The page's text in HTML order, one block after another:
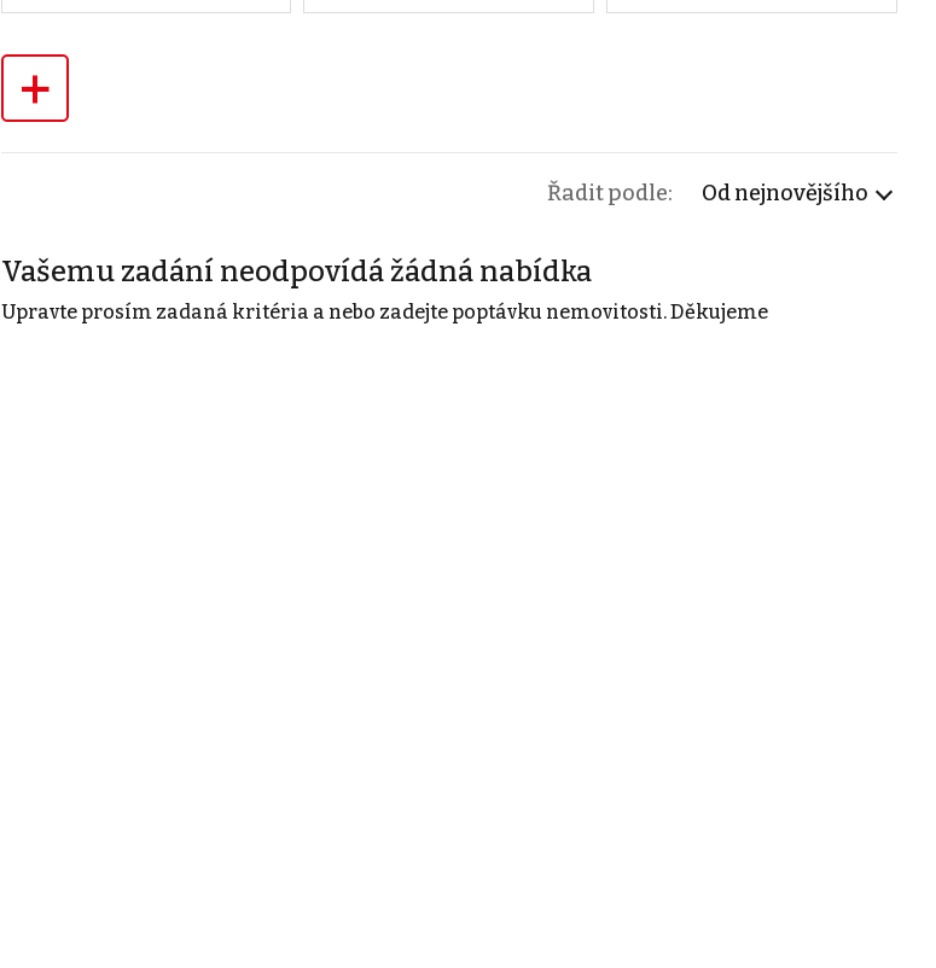
+
Řadit podle: Od nejnovějšího
Vašemu zadání neodpovídá žádná nabídka
Upravte prosím zadaná kritéria a nebo zadejte poptávku nemovitosti. Děkujeme